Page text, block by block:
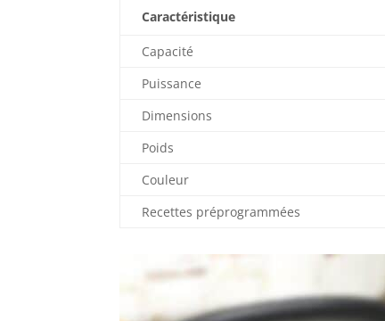
Caractéristique
Capacité
Puissance
Dimensions
Poids
Couleur
Recettes préprogrammées